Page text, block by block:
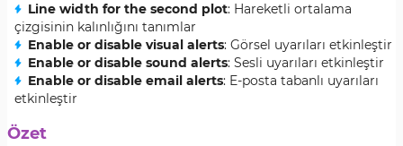
Line width for the second plot: Hareketli ortalama
çizgisinin kalınlığını tanımlar
Enable or disable visual alerts: Görsel uyarıları etkinleştir
Enable or disable sound alerts: Sesli uyarıları etkinleştir
Enable or disable email alerts: E-posta tabanlı uyarıları
etkinleştir
Özet